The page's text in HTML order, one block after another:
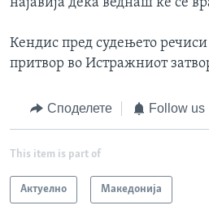
најавија дека веднаш ќе се
Кендис пред судењето
притвор во Истражниот
Споделете Follow us
This item is part of
Актуелно Македонија